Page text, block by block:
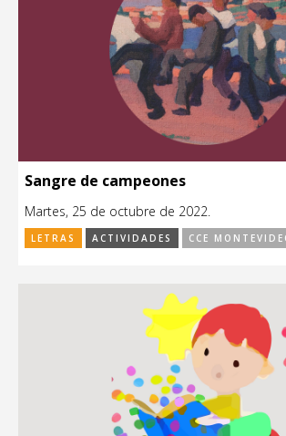
Sangre de campeones
Martes, 25 de octubre de 2022.
LETRAS ACTIVIDADES CCE